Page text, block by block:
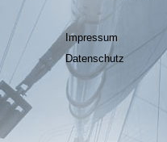
Impressum
Datenschutz